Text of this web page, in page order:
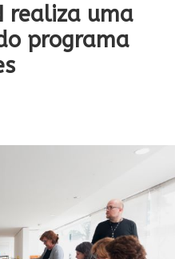
realiza uma
programa